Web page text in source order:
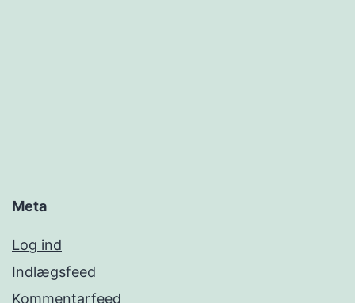
Meta
Log ind
Indlægsfeed
Kommentarfeed